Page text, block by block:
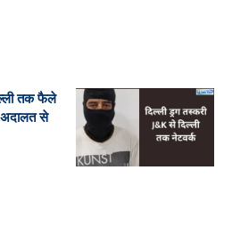
तक फैले
अदालत से